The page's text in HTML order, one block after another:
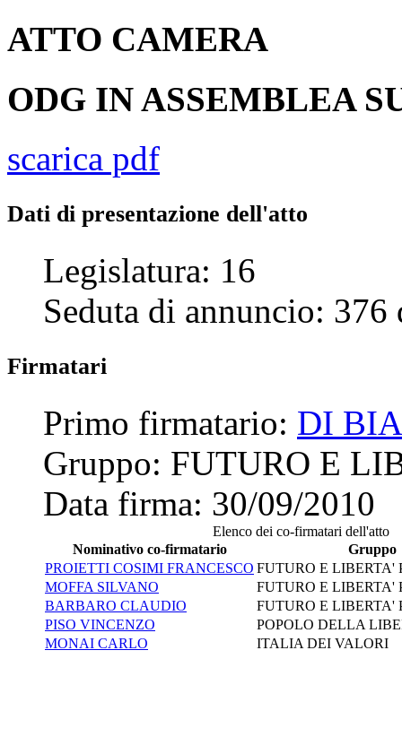
ATTO CAMERA
ODG IN ASSEMBLEA
scarica pdf
Dati di presentazione dell'atto
Legislatura: 16
Seduta di annuncio: 376
Firmatari
Primo firmatario: DI
Gruppo: FUTURO E
Data firma: 30/09/2010
Elenco dei co-firmatari dell'atto
Nominativo co-firmatario
Gruppo
PROIETTI COSIMI FRANCESCO FUTURO E LIBERTA'
MOFFA SILVANO
FUTURO E LIBERTA'
BARBARO CLAUDIO
FUTURO E LIBERTA'
PISO VINCENZO
POPOLO DELLA
MONAI CARLO
ITALIA DEI VALORI